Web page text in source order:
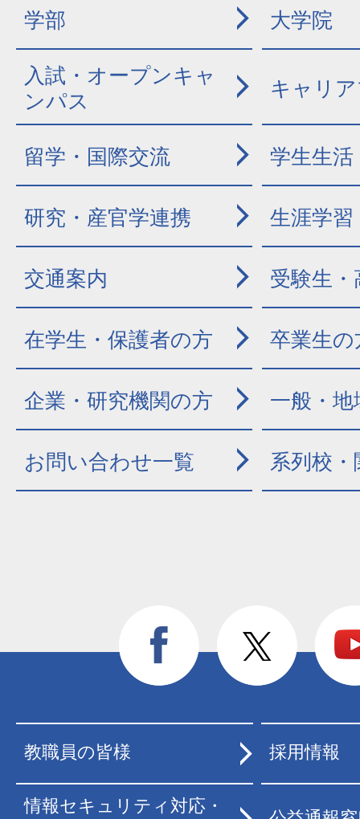
学部 大学院
入試・オープンキャ
ンパス
キャリ
留学・国際交流 学生生活
研究・産官学連携 生涯学習
交通案内 受験生
在学生・保護者の方 卒業生の
企業・研究機関の方 一般・地
お問い合わせ一覧 系列校
教職員の皆様 採用情報
情報セキュリティ対応・